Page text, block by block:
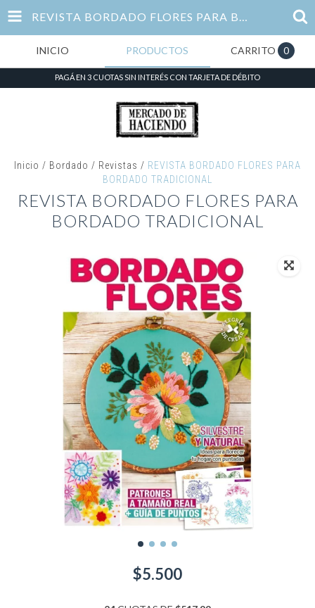
REVISTA BORDADO FLORES PARA BORDADO TRADICIONAL
INICIO PRODUCTOS CARRITO 0
PAGÁ EN 3 CUOTAS SIN INTERÉS CON TARJETA DE DÉBITO
Inicio / Bordado / Revistas / REVISTA BORDADO FLORES PARA
BORDADO TRADICIONAL
REVISTA BORDADO FLORES PARA
BORDADO TRADICIONAL
$5.500